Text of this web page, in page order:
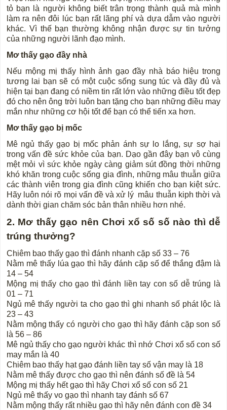
tỏ bạn là người không biết trân trọng thành quả mà mình
làm ra nên đôi lúc bạn rất lãng phí và dựa dẫm vào người
khác. Vì thế bạn thường không nhận được sự tin tưởng
của những người lãnh đạo mình.
Mơ thấy gạo đầy nhà
Nếu mộng mị thấy hình ảnh gạo đầy nhà báo hiệu trong
tương lai bạn sẽ có một cuộc sống sung túc và đầy đủ và
hiện tại bạn đang có niềm tin rất lớn vào những điều tốt đẹp
đó cho nên ông trời luôn ban tặng cho bạn những điều may
mắn như những cơ hội tốt để bạn có thể tiến xa hơn.
Mơ thấy gạo bị mốc
Mê ngủ thấy gạo bị mốc phản ánh sự lo lắng, sự sợ hại
trong vấn đề sức khỏe của bạn. Dạo gần đây bạn vô cùng
mệt mỏi vì sức khỏe ngày càng giảm sút đồng thời những
khó khăn trong cuộc sống gia đình, những mâu thuẫn giữa
các thành viên trong gia đình cũng khiến cho bạn kiệt sức.
Hãy luôn nói rõ mọi vấn đề và xử lý mâu thuẫn kiph thời và
dành thời gian chăm sóc bản thân nhiều hơn nhé.
2. Mơ thấy gạo nên Chơi xổ số số nào thì dễ
trúng thưởng?
Chiêm bao thấy gạo thì đánh nhanh cặp số 33 – 76
Nằm mê thấy lúa gạo thì hãy đánh cặp số để thắng đậm là
14 – 54
Mộng mị thấy cho gạo thì đánh liền tay con số dễ trúng là
01 – 71
Ngủ mê thấy người ta cho gạo thì ghi nhanh số phát lộc là
23 – 43
Nằm mộng thấy có người cho gạo thì hãy đánh cặp son số
là 56 – 86
Mê ngủ thấy cho gạo người khác thì nhớ Chơi xổ số con số
may mắn là 40
Chiêm bao thấy hạt gạo đánh liền tay số vận may là 18
Nằm mê thấy được cho gạo thì nên đánh số đề là 54
Mộng mị thấy hết gạo thì hãy Chơi xổ số con số 21
Ngủ mê thấy vo gạo thì nhanh tay đánh số 67
Nằm mộng thấy rất nhiều gạo thì hãy nên đánh con đề 34